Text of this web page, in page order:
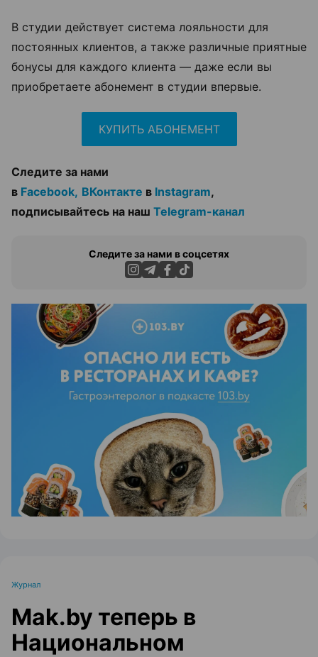
В студии действует система лояльности для
постоянных клиентов, а также различные приятные
бонусы для каждого клиента — даже если вы
приобретаете абонемент в студии впервые.
КУПИТЬ АБОНЕМЕНТ
Следите за нами
в Facebook, ВКонтакте в Instagram,
подписывайтесь на наш Telegram-канал
Следите за нами в соцсетях
Журнал
Mak.by теперь в
Национальном